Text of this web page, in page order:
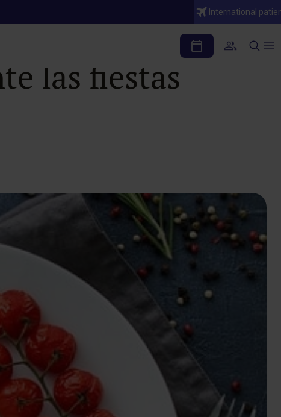
International
y grasas
las fiestas